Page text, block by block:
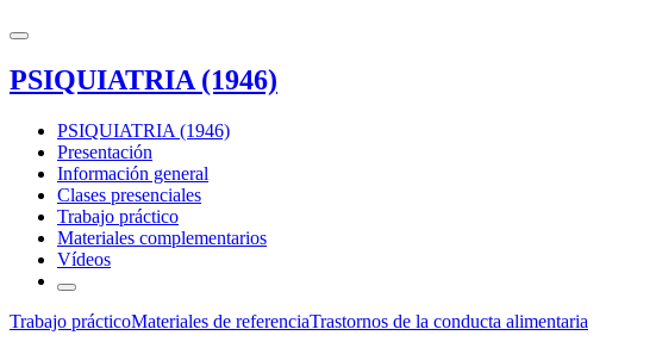
PSIQUIATRIA (1946)
PSIQUIATRIA (1946)
Presentación
Información general
Clases presenciales
Trabajo práctico
Materiales complementarios
Vídeos
Trabajo prácticoMateriales de referenciaTrastornos de la conducta alimentaria